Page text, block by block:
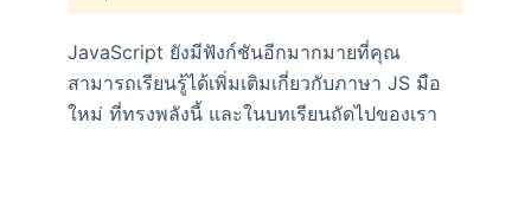
JavaScript ยังมีฟังก์ชันอีกมากมายที่คุณ
สามารถเรียนรู้ได้เพิ่มเติมเกี่ยวกับภาษา JS มือ
ใหม่ ที่ทรงพลังนี้ และในบทเรียนถัดไปของเรา